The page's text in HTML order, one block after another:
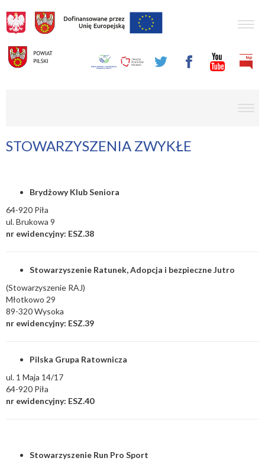
STOWARZYSZENIA ZWYKŁE
Brydżowy Klub Seniora
64-920 Piła
ul. Brukowa 9
nr ewidencyjny: ESZ.38
Stowarzyszenie Ratunek, Adopcja i bezpieczne Jutro
(Stowarzyszenie RAJ)
Młotkowo 29
89-320 Wysoka
nr ewidencyjny: ESZ.39
Pilska Grupa Ratownicza
ul. 1 Maja 14/17
64-920 Piła
nr ewidencyjny: ESZ.40
Stowarzyszenie Run Pro Sport